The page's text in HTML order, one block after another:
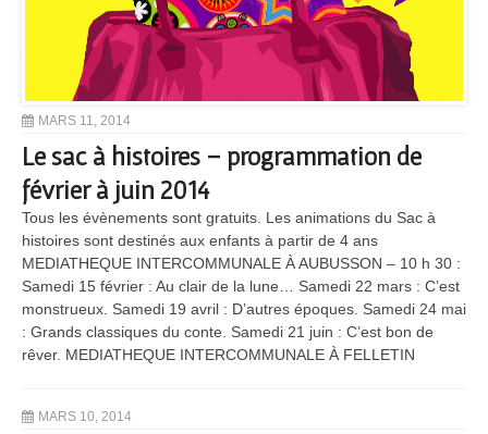
MARS 11, 2014
Le sac à histoires – programmation de
février à juin 2014
Tous les évènements sont gratuits. Les animations du Sac à
histoires sont destinés aux enfants à partir de 4 ans
MEDIATHEQUE INTERCOMMUNALE À AUBUSSON – 10 h 30 :
Samedi 15 février : Au clair de la lune… Samedi 22 mars : C’est
monstrueux. Samedi 19 avril : D’autres époques. Samedi 24 mai
: Grands classiques du conte. Samedi 21 juin : C’est bon de
rêver. MEDIATHEQUE INTERCOMMUNALE À FELLETIN
MARS 10, 2014